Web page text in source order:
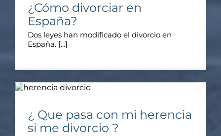
¿Cómo divorciar en
España?
Dos leyes han modificado el divorcio en
España. [...]
¿ Que pasa con mi herencia
si me divorcio ?